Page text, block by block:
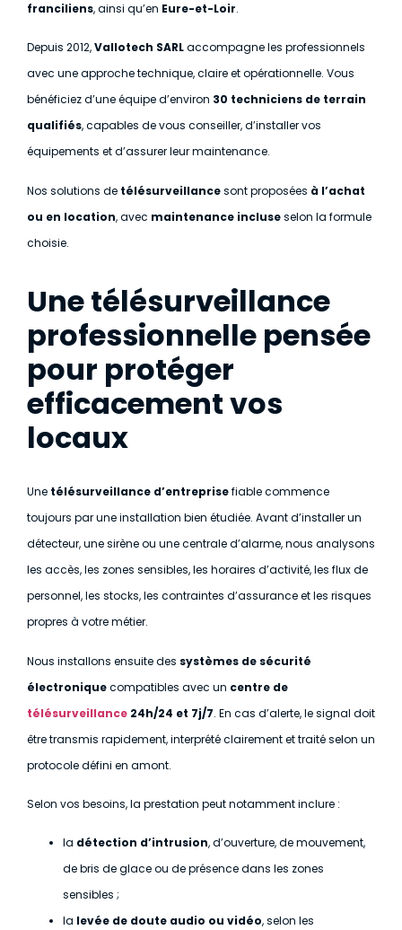
franciliens, ainsi qu’en Eure-et-Loir.
Depuis 2012,Vallotech SARLaccompagne les professionnels
avec une approche technique, claire et opérationnelle. Vous
bénéficiez d’une équipe d’environ 30 techniciens de terrain
qualifiés, capables de vous conseiller, d’installer vos
équipements et d’assurer leur maintenance.
Nos solutions de télésurveillancesont proposées à l’achat
ou en location, avec maintenance incluseselon la formule
choisie.
Une télésurveillance
professionnelle pensée
pour protéger
efficacement vos
locaux
Une télésurveillance d’entreprisefiable commence
toujours par une installation bien étudiée. Avant d’installer un
détecteur, une sirène ou une centrale d’alarme, nous analysons
les accès, les zones sensibles, les horaires d’activité, les flux de
personnel, les stocks, les contraintes d’assurance et les risques
propres à votre métier.
Nous installons ensuite des systèmes de sécurité
électroniquecompatibles avec un centre de
télésurveillance 24h/24 et 7j/7. En cas d’alerte, le signal doit
être transmis rapidement, interprété clairement et traité selon un
protocole défini en amont.
Selon vos besoins, la prestation peut notamment inclure :
la détection d’intrusion, d’ouverture, de mouvement,
de bris de glace ou de présence dans les zones
sensibles ;
la levée de doute audio ou vidéo, selon les